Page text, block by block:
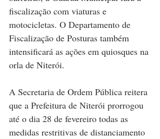
fiscalização com viaturas e
motocicletas. O Departamento de
Fiscalização de Posturas também
intensificará as ações em quiosques na
orla de Niterói.
A Secretaria de Ordem Pública reitera
que a Prefeitura de Niterói prorrogou
até o dia 28 de fevereiro todas as
medidas restritivas de distanciamento